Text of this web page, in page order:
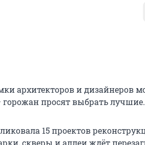
архитекторов и дизайнеров
просят выбрать лучшие.
15 проектов
скверы и аллеи ждёт